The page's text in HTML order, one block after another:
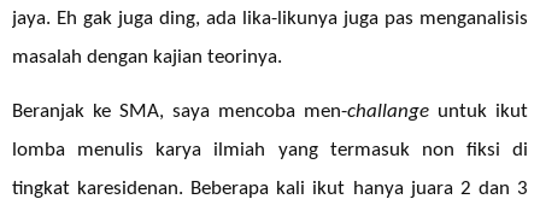
jaya. Eh gak juga ding, ada lika-likunya juga pas menganalisis
masalah dengan kajian teorinya.
Beranjak ke SMA, saya mencoba men-challange untuk ikut
lomba menulis karya ilmiah yang termasuk non fiksi di
tingkat karesidenan. Beberapa kali ikut hanya juara 2 dan 3